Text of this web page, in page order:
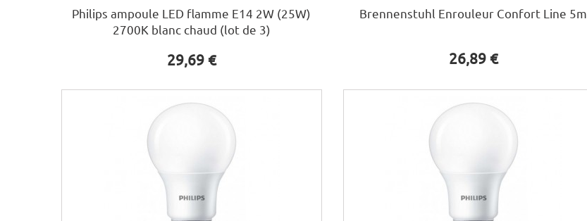
Philips ampoule LED flamme E14 2W (25W)
2700K blanc chaud (lot de 3)
29,69 €
Brennenstuhl Enrouleur Confort Line 5m
26,89 €